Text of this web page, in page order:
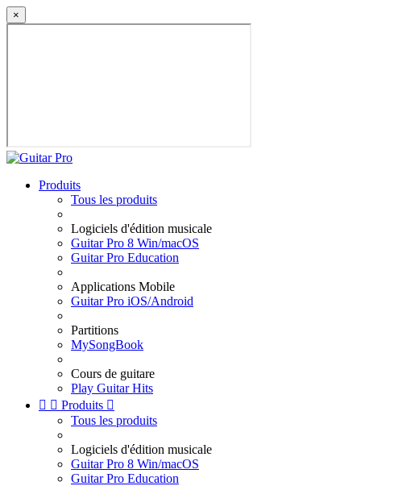
×
Produits
Tous les produits
Logiciels d'édition musicale
Guitar Pro 8 Win/macOS
Guitar Pro Education
Applications Mobile
Guitar Pro iOS/Android
Partitions
MySongBook
Cours de guitare
Play Guitar Hits
  Produits 
Tous les produits
Logiciels d'édition musicale
Guitar Pro 8 Win/macOS
Guitar Pro Education